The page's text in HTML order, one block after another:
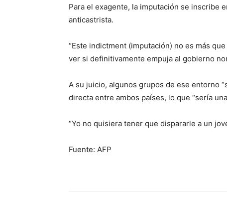
Para el exagente, la imputación se inscribe
anticastrista.
“Este indictment (imputación) no es más
ver si definitivamente empuja al gobierno
A su juicio, algunos grupos de ese entorno
directa entre ambos países, lo que “sería
“Yo no quisiera tener que dispararle a un
Fuente: AFP